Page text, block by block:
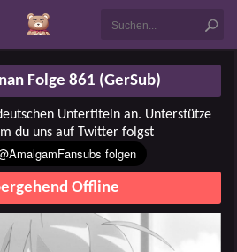
Folge 861 (GerSub)
Untertiteln an. Unterstütze
du uns auf Twitter folgst
Offline